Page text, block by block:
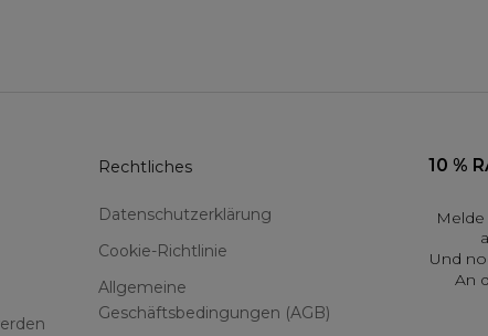
Rechtliches
Datenschutzerklärung
Cookie-Richtlinie
Allgemeine
Geschäftsbedingungen (AGB)
10 %
Und
An